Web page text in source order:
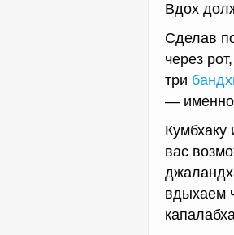
Вдох
Сделав
через
три
— именно
Кумбхаку
вас
вдыхаем